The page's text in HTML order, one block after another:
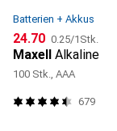
Batterien + Akkus
CHF
24.70 CHF
0.25/1Stk.
Maxell Alkaline
100 Stk., AAA
679